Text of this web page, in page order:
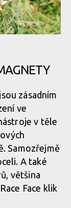
zásadním
ve
v těle
Samozřejmě
A také
většina
Face klik